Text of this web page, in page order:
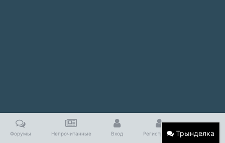
Трынделка
Форумы Непрочитанные Вход Регистрация Больше